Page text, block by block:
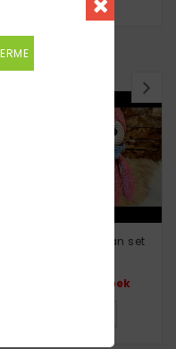
Penguen yeni doğan set
İlmek İlmek bebek